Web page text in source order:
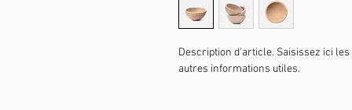
Description d'article. Saisissez ici
autres informations utiles.